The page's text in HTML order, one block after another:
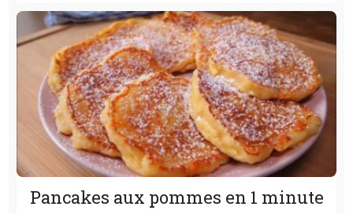
Pancakes aux pommes en 1 minute